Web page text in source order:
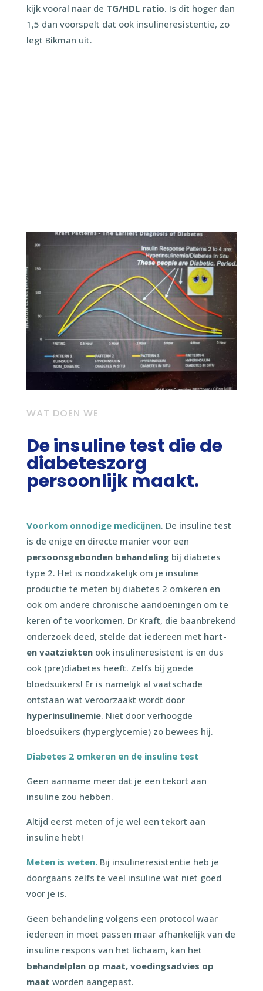
kijk vooral naar de TG/HDL ratio. Is dit hoger dan
1,5 dan voorspelt dat ook insulineresistentie, zo
legt Bikman uit.
WAT DOEN WE
De insuline test die de
diabeteszorg
persoonlijk maakt.
Voorkom onnodige medicijnen. De insuline test
is de enige en directe manier voor een
persoonsgebonden behandelingbij diabetes
type 2. Het is noodzakelijk om je insuline
productie te meten bij diabetes 2 omkeren en
ook om andere chronische aandoeningen om te
keren of te voorkomen. Dr Kraft, die baanbrekend
onderzoek deed, stelde dat iedereen met hart-
en vaatziektenook insulineresistent is en dus
ook (pre)diabetes heeft. Zelfs bij goede
bloedsuikers! Er is namelijk al vaatschade
ontstaan wat veroorzaakt wordt door
hyperinsulinemie. Niet door verhoogde
bloedsuikers (hyperglycemie) zo bewees hij.
Diabetes 2 omkeren en de insuline test
Geen aanname meer dat je een tekort aan
insuline zou hebben.
Altijd eerst meten of je wel een tekort aan
insuline hebt!
Meten is weten.Bij insulineresistentie heb je
doorgaans zelfs te veel insuline wat niet goed
voor je is.
Geen behandeling volgens een protocol waar
iedereen in moet passen maar afhankelijk van de
insuline respons van het lichaam, kan het
behandelplan op maat, voedingsadvies op
maat worden aangepast.